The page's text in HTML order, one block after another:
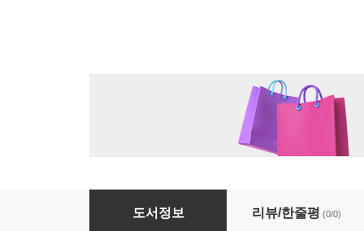
Around the World in 80 Days
도서정보 리뷰/한줄평 (0/0)